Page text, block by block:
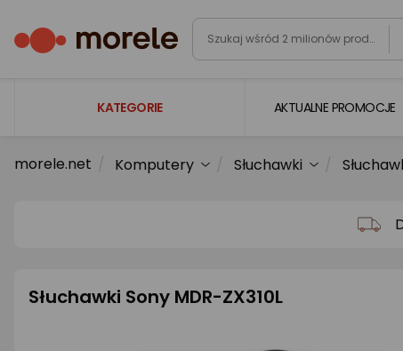
KATEGORIE
Laptopy
Smartfony i smartwatche
AKTUALNE PROMOCJE
morele.net Komputery Słuchawki
Słuchawki Sony MDR-ZX310L